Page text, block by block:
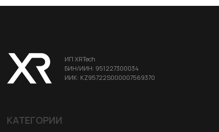
КОНТАКТЫ
Условия оплаты
Правила возврата
Договор оферты